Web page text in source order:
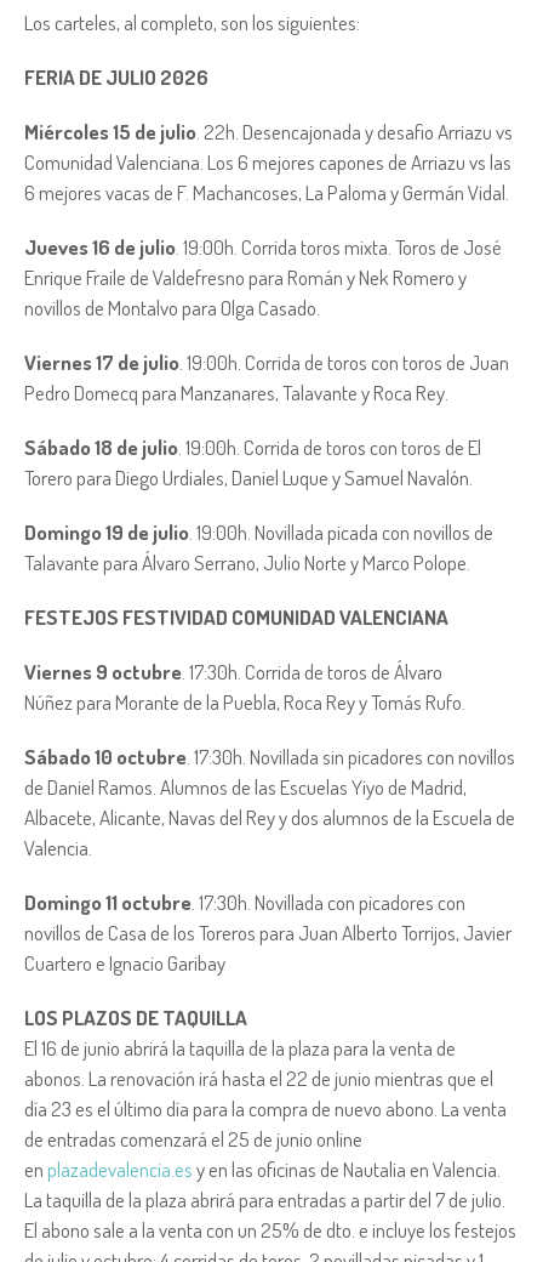
Los carteles, al completo, son los siguientes:
FERIA DE JULIO 2026
Miércoles 15 de julio. 22h. Desencajonada y desafio Arriazu vs
Comunidad Valenciana. Los 6 mejores capones de Arriazu vs las
6 mejores vacas de F. Machancoses, La Paloma y Germán Vidal.
Jueves 16 de julio. 19:00h. Corrida toros mixta. Toros de José
Enrique Fraile de Valdefresno para Román y Nek Romero y
novillos de Montalvo para Olga Casado.
Viernes 17 de julio. 19:00h. Corrida de toros con toros de Juan
Pedro Domecq para Manzanares, Talavante y Roca Rey.
Sábado 18 de julio. 19:00h. Corrida de toros con toros de El
Torero para Diego Urdiales, Daniel Luque y Samuel Navalón.
Domingo 19 de julio. 19:00h. Novillada picada con novillos de
Talavante para Álvaro Serrano, Julio Norte y Marco Polope.
FESTEJOS FESTIVIDAD COMUNIDAD VALENCIANA
Viernes 9 octubre. 17:30h. Corrida de toros de Álvaro
Núñez para Morante de la Puebla, Roca Rey y Tomás Rufo.
Sábado 10 octubre. 17:30h. Novillada sin picadores con novillos
de Daniel Ramos. Alumnos de las Escuelas Yiyo de Madrid,
Albacete, Alicante, Navas del Rey y dos alumnos de la Escuela de
Valencia.
Domingo 11 octubre. 17:30h. Novillada con picadores con
novillos de Casa de los Toreros para Juan Alberto Torrijos, Javier
Cuartero e Ignacio Garibay
LOS PLAZOS DE TAQUILLA
El 16 de junio abrirá la taquilla de la plaza para la venta de
abonos. La renovación irá hasta el 22 de junio mientras que el
día 23 es el último día para la compra de nuevo abono. La venta
de entradas comenzará el 25 de junio online
en plazadevalencia.esy en las oficinas de Nautalia en Valencia.
La taquilla de la plaza abrirá para entradas a partir del 7 de julio.
El abono sale a la venta con un 25% de dto. e incluye los festejos